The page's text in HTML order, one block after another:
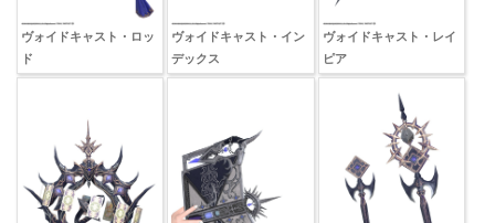
ヴォイドキャスト・ロッ
ド
ヴォイドキャスト・イン
デックス
ヴォイドキャスト・レイ
ピア